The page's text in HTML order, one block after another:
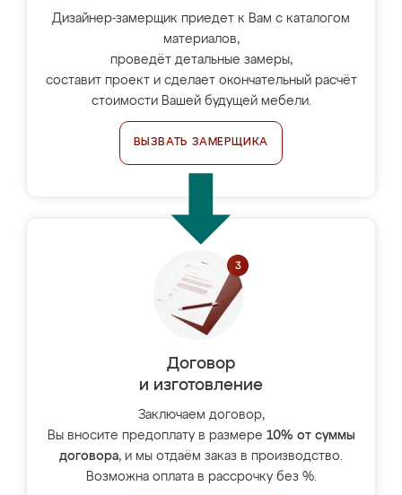
Дизайнер-замерщик приедет к Вам с каталогом
материалов,
проведёт детальные замеры,
составит проект и сделает окончательный расчёт
стоимости Вашей будущей мебели.
ВЫЗВАТЬ ЗАМЕРЩИКА
Договор
и изготовление
Заключаем договор,
Вы вносите предоплату в размере 10% от суммы
договора, и мы отдаём заказ в производство.
Возможна оплата в рассрочку без %.